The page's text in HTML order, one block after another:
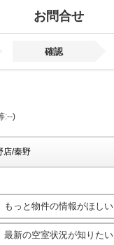
お問合せ
確認
:--)
もっと物件の情報がほしい
最新の空室状況が知りたい